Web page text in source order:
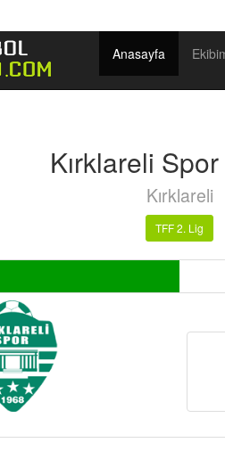
Anasayfa
Kırklareli
Kırklareli
TFF 2. Lig